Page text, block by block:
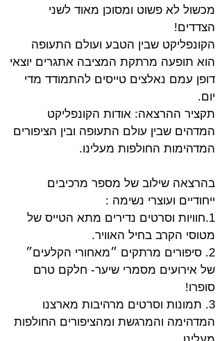
מכשול לא פשוט ומסוכן מאוד לשני
הצדדים!
הקונפליקט שבין הטבע ועולם התעופה
הוא תופעה מרתקת המציבה אתגרים יוצאי
דופן עמם נאלצים טייסים להתמודד מדי
יום.
תקציר ההרצאה: אודות הקונפליקט
המדהים שבין עולם התעופה ובין הציפורים
המדהימות החולפות מעלינו.
בהרצאה שילוב של מספר מרכיבים
ייחודיים ועוצרי נשימה :
1.חוויות וסרטים נדירים מתא הטייס של
מטוסי הקרב בחיל האוויר.
2. סיפורים מרתקים ״מאחורי הקלעים״
של אירועים מסמרי שיער- חלקם טרם
סופרו!
3. תמונות וסרטים מרהיבות מארצנו
המדהימה והמרגשת ומהציפורים החולפות